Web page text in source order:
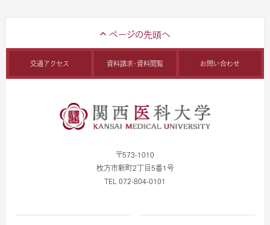
交通アクセス 資料請求・資料閲覧 お問い合わせ
〒573-1010
枚方市新町2丁目5番1号
TEL 072-804-0101